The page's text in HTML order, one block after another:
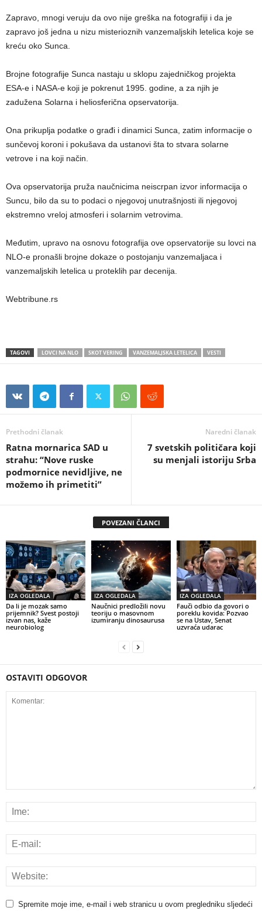
Zapravo, mnogi veruju da ovo nije greška na fotografiji i da je
zapravo još jedna u nizu misterioznih vanzemaljskih letelica koje se
kreću oko Sunca.
Brojne fotografije Sunca nastaju u sklopu zajedničkog projekta
ESA-e i NASA-e koji je pokrenut 1995. godine, a za njih je
zadužena Solarna i heliosferična opservatorija.
Ona prikuplja podatke o građi i dinamici Sunca, zatim informacije o
sunčevoj koroni i pokušava da ustanovi šta to stvara solarne
vetrove i na koji način.
Ova opservatorija pruža naučnicima neiscrpan izvor informacija o
Suncu, bilo da su to podaci o njegovoj unutrašnjosti ili njegovoj
ekstremno vreloj atmosferi i solarnim vetrovima.
Međutim, upravo na osnovu fotografija ove opservatorije su lovci na
NLO-e pronašli brojne dokaze o postojanju vanzemaljaca i
vanzemaljskih letelica u proteklih par decenija.
Webtribune.rs
TAGOVI LOVCI NA NLO SKOT VERING VANZEMALJSKA LETELICA VESTI
Prethodni članak
Ratna mornarica SAD u
strahu: “Nove ruske
podmornice nevidljive, ne
možemo ih primetiti”
Naredni članak
7 svetskih političara koji
su menjali istoriju Srba
POVEZANI ČLANCI
IZA OGLEDALA
Da li je mozak samo
prijemnik? Svest postoji
izvan nas, kaže
neurobiolog
IZA OGLEDALA
Naučnici predložili novu
teoriju o masovnom
izumiranju dinosaurusa
IZA OGLEDALA
Fauči odbio da govori o
poreklu kovida: Pozvao
se na Ustav, Senat
uzvraća udarac
OSTAVITI ODGOVOR
Spremite moje ime, e-mail i web stranicu u ovom pregledniku sljedeći